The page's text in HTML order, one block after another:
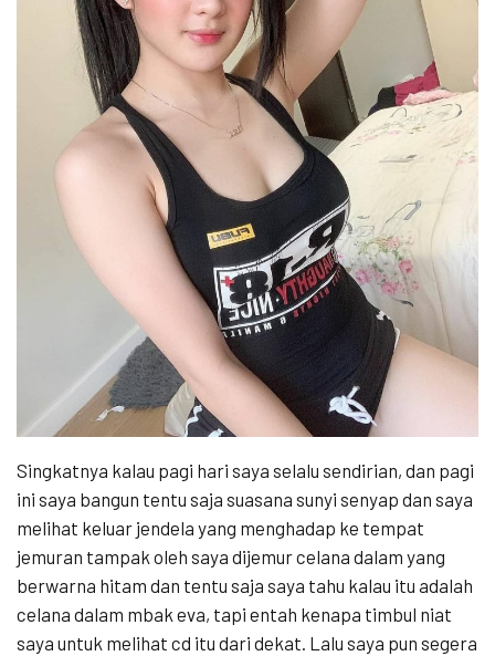
Singkatnya kalau pagi hari saya selalu sendirian, dan pagi
ini saya bangun tentu saja suasana sunyi senyap dan saya
melihat keluar jendela yang menghadap ke tempat
jemuran tampak oleh saya dijemur celana dalam yang
berwarna hitam dan tentu saja saya tahu kalau itu adalah
celana dalam mbak eva, tapi entah kenapa timbul niat
saya untuk melihat cd itu dari dekat. Lalu saya pun segera